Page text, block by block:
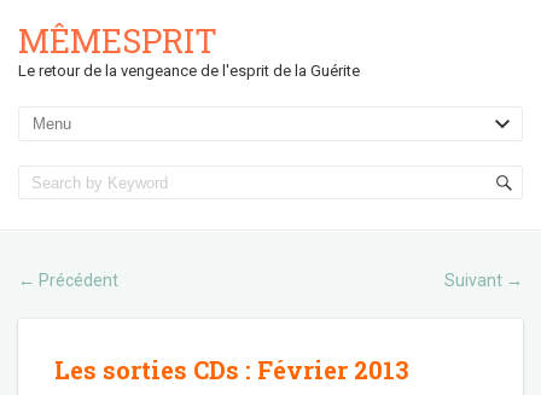
MÊMESPRIT
Le retour de la vengeance de l'esprit de la Guérite
← Précédent Suivant →
Les sorties CDs : Février 2013